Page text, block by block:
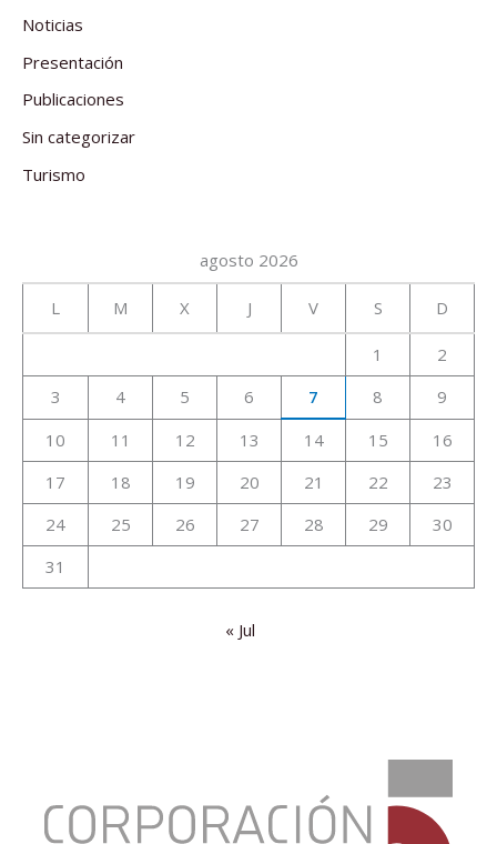
Noticias
Presentación
Publicaciones
Sin categorizar
Turismo
agosto 2026
L M X J V S D
1
2
3
4 5 6 7 8
9
10
11 12 13 14 15
16
17
18 19 20 21 22
23
24
25 26 27 28 29
30
31
« Jul
significativo
de